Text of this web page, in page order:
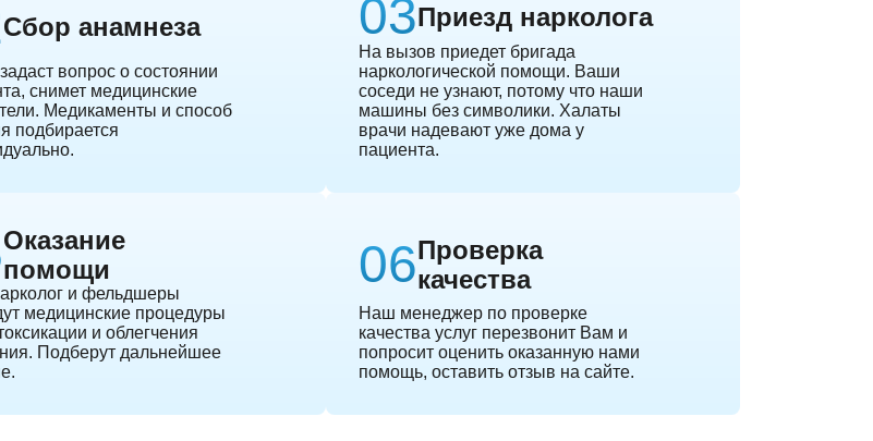
Сбор анамнеза
вопрос о состоянии
снимет медицинские
Медикаменты и способ
подбирается
Приезд нарколога
На вызов приедет бригада
наркологической помощи. Ваши
соседи не узнают, потому что наши
машины без символики. Халаты
врачи надевают уже дома у
пациента.
Оказание
помощи
и фельдшеры
медицинские процедуры
и облегчения
Подберут дальнейшее
Проверка
качества
Наш менеджер по проверке
качества услуг перезвонит Вам и
попросит оценить оказанную нами
помощь, оставить отзыв на сайте.